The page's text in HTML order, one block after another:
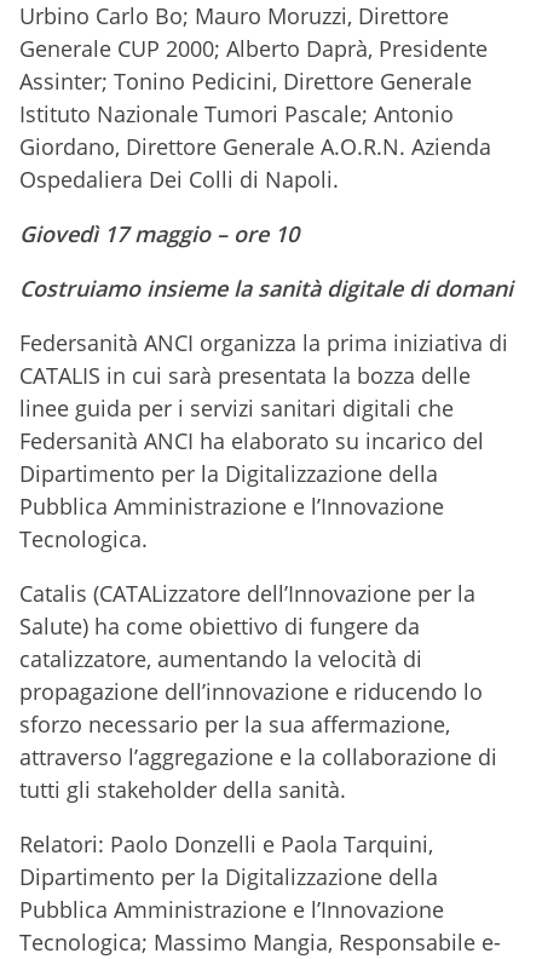
Urbino Carlo Bo; Mauro Moruzzi, Direttore
Generale CUP 2000; Alberto Daprà, Presidente
Assinter; Tonino Pedicini, Direttore Generale
Istituto Nazionale Tumori Pascale; Antonio
Giordano, Direttore Generale A.O.R.N. Azienda
Ospedaliera Dei Colli di Napoli.
Giovedì 17 maggio – ore 10
Costruiamo insieme la sanità digitale di domani
Federsanità ANCI organizza la prima iniziativa di
CATALIS in cui sarà presentata la bozza delle
linee guida per i servizi sanitari digitali che
Federsanità ANCI ha elaborato su incarico del
Dipartimento per la Digitalizzazione della
Pubblica Amministrazione e l’Innovazione
Tecnologica.
Catalis (CATALizzatore dell’Innovazione per la
Salute) ha come obiettivo di fungere da
catalizzatore, aumentando la velocità di
propagazione dell’innovazione e riducendo lo
sforzo necessario per la sua affermazione,
attraverso l’aggregazione e la collaborazione di
tutti gli stakeholder della sanità.
Relatori: Paolo Donzelli e Paola Tarquini,
Dipartimento per la Digitalizzazione della
Pubblica Amministrazione e l’Innovazione
Tecnologica; Massimo Mangia, Responsabile e-